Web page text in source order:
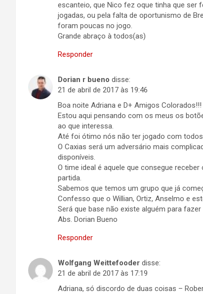
escanteio, que Nico fez oque tinha que ser
jogadas, ou pela falta de oportunismo de
foram poucas no jogo.
Grande abraço à todos(as)
Responder
Dorian r bueno disse:
21 de abril de 2017 às 19:46
Boa noite Adriana e D+ Amigos Colorados!!!
Estou aqui pensando com os meus os
ao que interessa.
Até foi ótimo nós não ter jogado com
O Caxias será um adversário mais
disponíveis.
O time ideal é aquele que consegue
partida.
Sabemos que temos um grupo que já
Confesso que o Willian, Ortiz, Anselmo e
Será que base não existe alguém para fazer
Abs. Dorian Bueno
Responder
Wolfgang Weittefooder disse:
21 de abril de 2017 às 17:19
Adriana, só discordo de duas coisas –